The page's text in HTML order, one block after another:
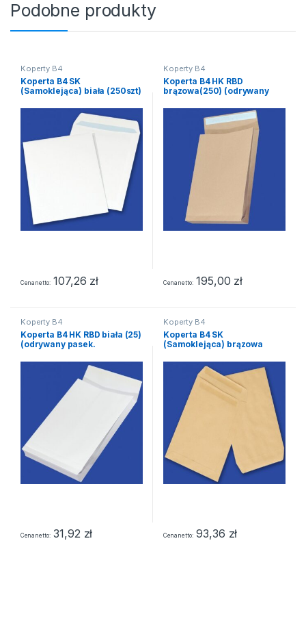
Podobne produkty
Koperty B4
Koperta B4 SK
(Samoklejąca) biała (250szt)
Cena netto 107,26 zł
Koperty B4
Koperta B4 HK RBD
brązowa(250) (odrywany
Cena netto 195,00 zł
Koperty B4
Koperta B4 HK RBD biała (25)
(odrywany pasek.
Cena netto 31,92 zł
Koperty B4
Koperta B4 SK
(Samoklejąca) brązowa
Cena netto 93,36 zł